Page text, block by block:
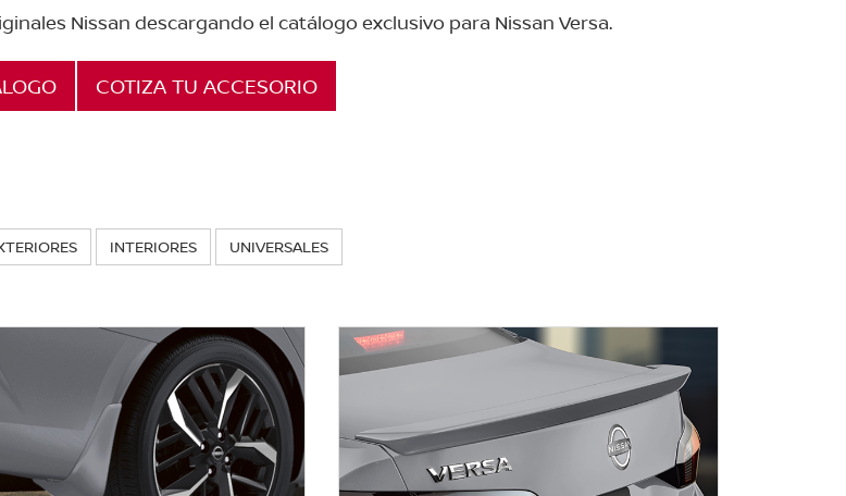
Nissan descargando el catálogo exclusivo para Nissan Versa.
COTIZA TU ACCESORIO
INTERIORES UNIVERSALES